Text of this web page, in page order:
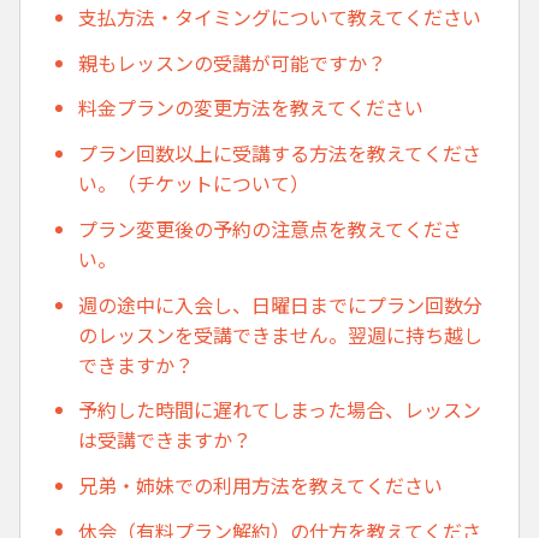
支払方法・タイミングについて教えてください
親もレッスンの受講が可能ですか？
料金プランの変更方法を教えてください
プラン回数以上に受講する方法を教えてくださ
い。（チケットについて）
プラン変更後の予約の注意点を教えてくださ
い。
週の途中に入会し、日曜日までにプラン回数分
のレッスンを受講できません。翌週に持ち越し
できますか？
予約した時間に遅れてしまった場合、レッスン
は受講できますか？
兄弟・姉妹での利用方法を教えてください
休会（有料プラン解約）の仕方を教えてくださ